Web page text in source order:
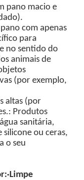
pano macio e
pano comapenas
para
no sentido do
animais de
(por exemplo,
altas (por
: Produtos
sanitária,
silicone ou ceras,
o seu
·Limpe